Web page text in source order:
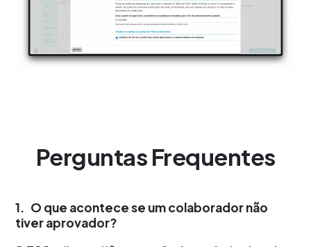
Perguntas Frequentes
1. O que acontece se um colaborador não
tiver aprovador?